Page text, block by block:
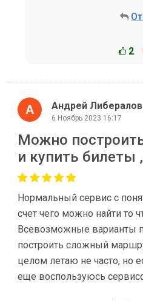
2
Андрей Либералов
6 Ноябрь 2023 16:17
Можно
и купить билеты
Нормальный сервис с
счет чего можно найти то
Всевозможные варианты
построить сложный
целом летаю не часто, но
еще воспользуюсь